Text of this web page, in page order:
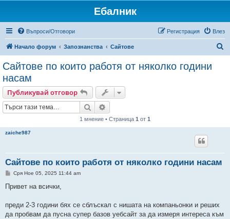
Ебалник
Въпроси/Отговори Влез
Регистрация
Начало форум Запознанства Сайтове
Сайтове по които работя от няколко години
насам
Публикувай отговор
Търсене
1 мнение • Страница 1 от 1
zaiche987
Сайтове по които работя от няколко години насам
М
е
е
Сря Ное 05, 2025 11:44 am
Привет на всички,
преди 2-3 години бях се сблъскал с нишата на компаньонки и реших
да пробвам да пусна супер базов уебсайт за да измеря интереса към